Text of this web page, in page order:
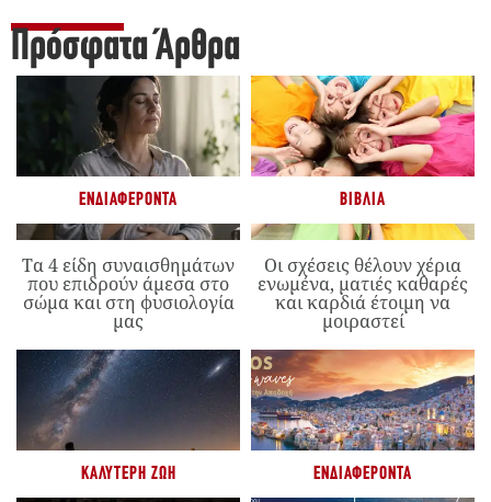
Πρόσφατα Άρθρα
ΕΝΔΙΑΦΈΡΟΝΤΑ
Τα 4 είδη συναισθημάτων
που επιδρούν άμεσα στο
σώμα και στη φυσιολογία
μας
ΒΙΒΛΊΑ
Οι σχέσεις θέλουν χέρια
ενωμένα, ματιές καθαρές
και καρδιά έτοιμη να
μοιραστεί
ΚΑΛΎΤΕΡΗ ΖΩΉ ΕΝΔΙΑΦΈΡΟΝΤΑ